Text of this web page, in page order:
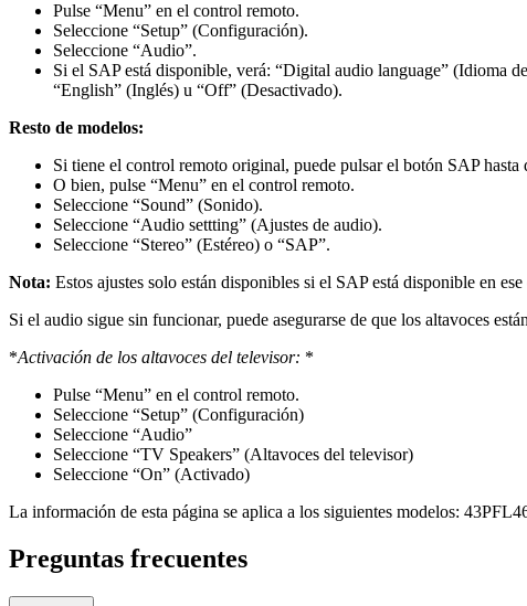
Pulse “Menu” en el control remoto.
Seleccione “Setup” (Configuración).
Seleccione “Audio”.
Si el SAP está disponible, verá: “Digital audio language” (Idioma
“English” (Inglés) u “Off” (Desactivado).
Resto de modelos:
Si tiene el control remoto original, puede pulsar el botón SAP hasta
O bien, pulse “Menu” en el control remoto.
Seleccione “Sound” (Sonido).
Seleccione “Audio settting” (Ajustes de audio).
Seleccione “Stereo” (Estéreo) o “SAP”.
Nota: Estos ajustes solo están disponibles si el SAP está disponible en ese
Si el audio sigue sin funcionar, puede asegurarse de que los altavoces
*Activación de los altavoces del televisor: *
Pulse “Menu” en el control remoto.
Seleccione “Setup” (Configuración)
Seleccione “Audio”
Seleccione “TV Speakers” (Altavoces del televisor)
Seleccione “On” (Activado)
La información de esta página se aplica a los siguientes modelos:
Preguntas frecuentes